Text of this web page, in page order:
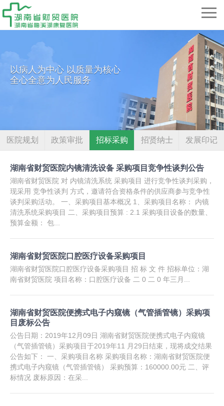
以病人为中心 以质量为核心
全心全意为人民服务
医院规划 政策审批 招标采购 招贤纳士 发展印记
湖南省财贸医院内镜清洗设备 采购项目竞争性谈判公告
湖南省财贸医院 对 内镜清洗系统 采购项目 进行竞争性谈判采购，
现采用 竞争性谈判 方式，邀请符合资格条件的供应商参与竞争性
谈判采购活动。 一、采购项目基本概况 1、采购项目名称： 内镜
清洗系统采购项目 二、采购项目预算 : 2.1 采购项目设备的数量、
预算金额： 包...
湖南省财贸医院口腔医疗设备采购项目
湖南省财贸医院口腔医疗设备采购项目 招 标 文 件 招标单位：湖
南省财贸医院 项目名称：口腔医疗设备 二 0 二 0 年三月...
湖南省财贸医院便携式电子内窥镜（气管插管镜）采购项
目废标公告
公告日期：2019年12月09日 湖南省财贸医院便携式电子内窥镜
（气管插管镜）采购项目于2019年11 月29日结束，现将成交结果
公告如下： 一、采购项目名称 采购项目名称：湖南省财贸医院便
携式电子内窥镜（气管插管镜） 采购预算：160000.00元 二、评
标情况 废标原因：在采...